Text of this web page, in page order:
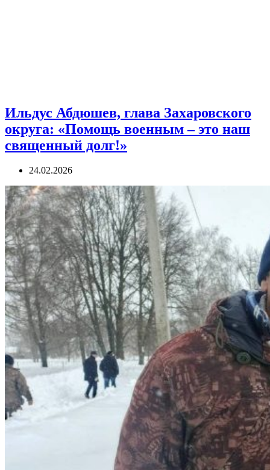
Ильдус Абдюшев, глава Захаровского
округа: «Помощь военным – это наш
священный долг!»
24.02.2026